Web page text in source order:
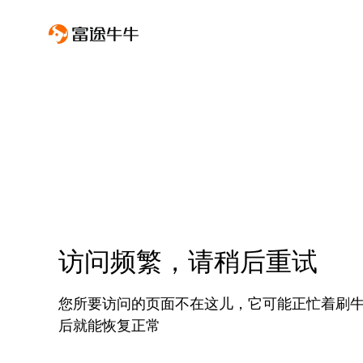
访问频繁，请稍后重试
您所要访问的页面不在这儿，它可能正忙着刷
后就能恢复正常